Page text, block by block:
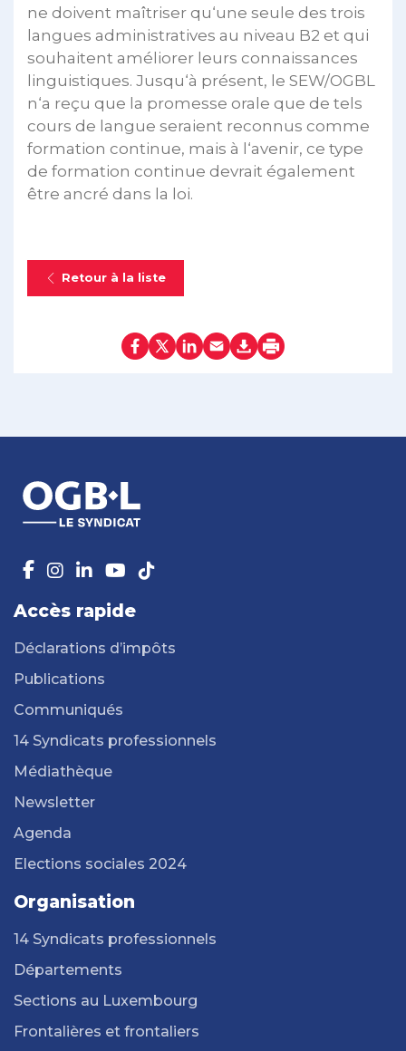
ne doivent maîtriser qu‘une seule des trois
langues administratives au niveau B2 et qui
souhaitent améliorer leurs connaissances
linguistiques. Jusqu‘à présent, le SEW/OGBL
n‘a reçu que la promesse orale que de tels
cours de langue seraient reconnus comme
formation continue, mais à l‘avenir, ce type
de formation continue devrait également
être ancré dans la loi.
Retour à la liste
Accès rapide
Déclarations d’impôts
Publications
Communiqués
14 Syndicats professionnels
Médiathèque
Newsletter
Agenda
Elections sociales 2024
Organisation
14 Syndicats professionnels
Départements
Sections au Luxembourg
Frontalières et frontaliers